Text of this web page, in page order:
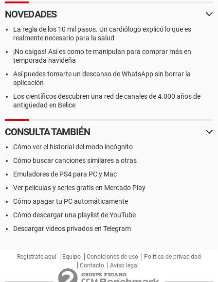
NOVEDADES
La regla de los 10 mil pasos. Un cardiólogo explicó lo que es
realmente necesario para la salud
¡No caigas! Así es como te manipulan para comprar más en
temporada navideña
Así puedes tomarte un descanso de WhatsApp sin borrar la
aplicación
Los científicos descubren una red de canales de 4.000 años de
antigüedad en Belice
CONSULTA TAMBIÉN
Cómo ver el historial del modo incógnito
Cómo buscar canciones similares a otras
Emuladores de PS4 para PC y Mac
Ver películas y series gratis en Mercado Play
Cómo apagar tu PC automáticamente
Cómo descargar una playlist de YouTube
Descargar videos privados en Telegram
Regístrate aquí Equipo Condiciones de uso
Política de privacidad
Contacto
Aviso legal